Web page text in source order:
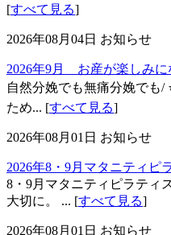
[すべて見る]
2026年08月04日 お知らせ
2026年9月 お産が楽しみに
自然分娩でも無痛分娩でも/
ため... [すべて見る]
2026年08月01日 お知らせ
2026年8・9月マタニティピ
8・9月マタニティピラティ
大切に。 ... [すべて見る]
2026年08月01日 お知らせ